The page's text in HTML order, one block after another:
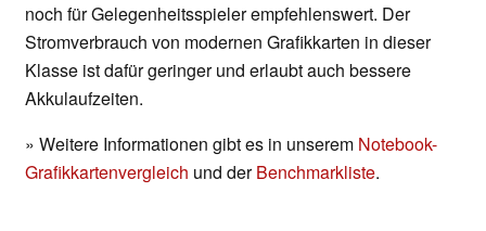
noch für Gelegenheitsspieler empfehlenswert. Der
Stromverbrauch von modernen Grafikkarten in dieser
Klasse ist dafür geringer und erlaubt auch bessere
Akkulaufzeiten.
» Weitere Informationen gibt es in unserem Notebook-
Grafikkartenvergleich und derBenchmarkliste.